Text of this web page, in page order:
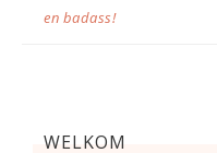
en badass!
WELKOM